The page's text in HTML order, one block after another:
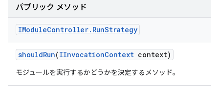
パブリック メソッド
IModuleController. RunStrategy
shouldRun(IInvocationContext context)
モジュールを実行するかどうかを決定するメソッド。